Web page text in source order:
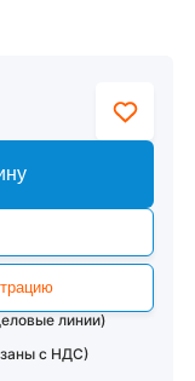
линии)
с НДС)